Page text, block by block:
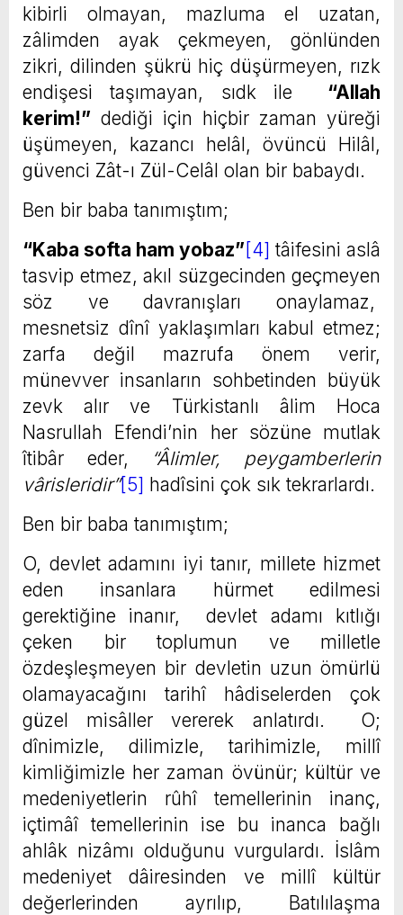
kibirli olmayan, mazluma el uzatan,
zâlimden ayak çekmeyen, gönlünden
zikri, dilinden şükrü hiç düşürmeyen, rızk
endişesi taşımayan, sıdk ile “Allah
kerim!” dediği için hiçbir zaman yüreği
üşümeyen, kazancı helâl, övüncü Hilâl,
güvenci Zât-ı Zül-Celâl olan bir babaydı.
Ben bir baba tanımıştım;
“Kaba softa ham yobaz” [4] tâifesini aslâ
tasvip etmez, akıl süzgecinden geçmeyen
söz ve davranışları onaylamaz,
mesnetsiz dînî yaklaşımları kabul etmez;
zarfa değil mazrufa önem verir,
münevver insanların sohbetinden büyük
zevk alır ve Türkistanlı âlim Hoca
Nasrullah Efendi’nin her sözüne mutlak
îtibâr eder,
“Âlimler, peygamberlerin
vârisleridir”[5] hadîsini çok sık tekrarlardı.
Ben bir baba tanımıştım;
O, devlet adamını iyi tanır, millete hizmet
eden insanlara hürmet edilmesi
gerektiğine inanır, devlet adamı kıtlığı
çeken bir toplumun ve milletle
özdeşleşmeyen bir devletin uzun ömürlü
olamayacağını tarihî hâdiselerden çok
güzel misâller vererek anlatırdı. O;
dînimizle, dilimizle, tarihimizle, millî
kimliğimizle her zaman övünür; kültür ve
medeniyetlerin rûhî temellerinin inanç,
içtimâî temellerinin ise bu inanca bağlı
ahlâk nizâmı olduğunu vurgulardı. İslâm
medeniyet dâiresinden ve millî kültür
değerlerinden ayrılıp, Batılılaşma